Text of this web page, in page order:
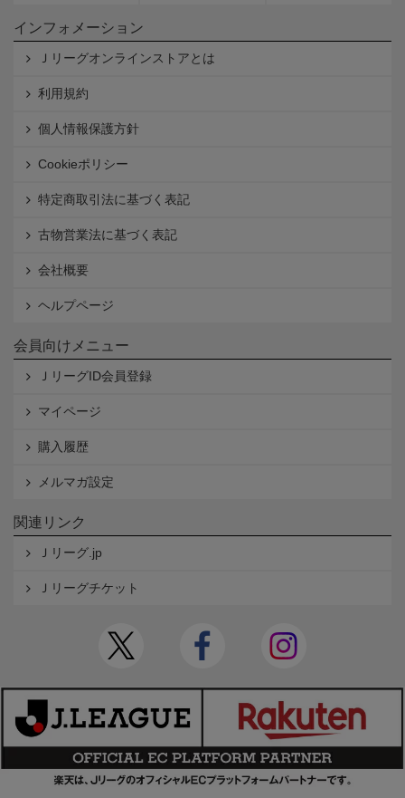
インフォメーション
Ｊリーグオンラインストアとは
利用規約
個人情報保護方針
Cookieポリシー
特定商取引法に基づく表記
古物営業法に基づく表記
会社概要
ヘルプページ
会員向けメニュー
ＪリーグID会員登録
マイページ
購入履歴
メルマガ設定
関連リンク
Ｊリーグ.jp
Ｊリーグチケット